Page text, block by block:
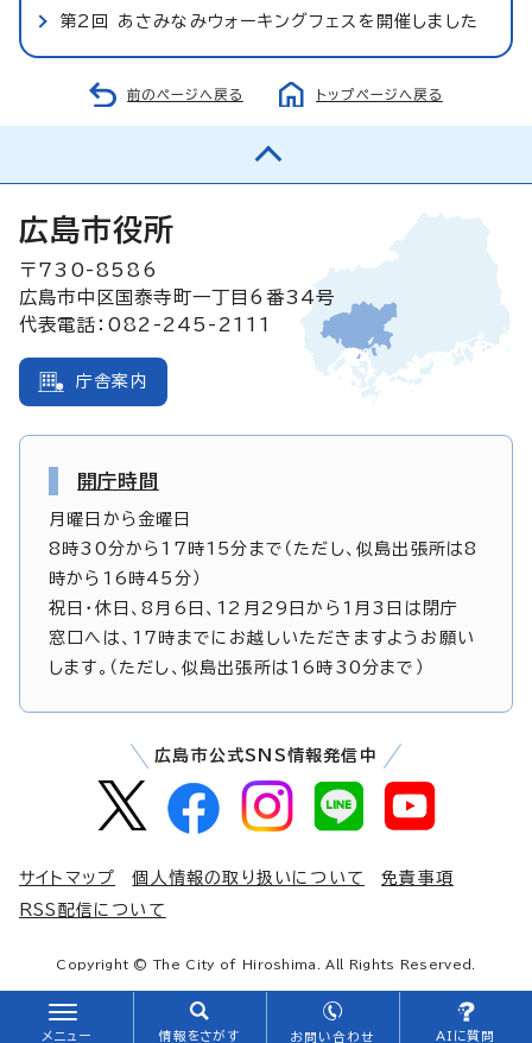
第2回 あさみなみウォーキングフェスを開催しました
前のページへ戻る トップページへ戻る
メニュー 情報をさがす お問い合わせ AIに質問
広島市役所
〒730-8586
広島市中区国泰寺町一丁目6番34号
代表電話：082-245-2111
庁舎案内
開庁時間
月曜日から金曜日
8時30分から17時15分まで（ただし、似島出張所は8
時から16時45分）
祝日・休日、8月6日、12月29日から1月3日は閉庁
窓口へは、17時までにお越しいただきますようお願い
します。（ただし、似島出張所は16時30分まで）
広島市公式SNS情報発信中
サイトマップ 個人情報の取り扱いについて
免責事項
RSS配信について
Copyright © The City of Hiroshima. All Rights Reserved.